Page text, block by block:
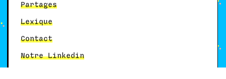
Partages
Lexique
Contact
Notre Linkedin